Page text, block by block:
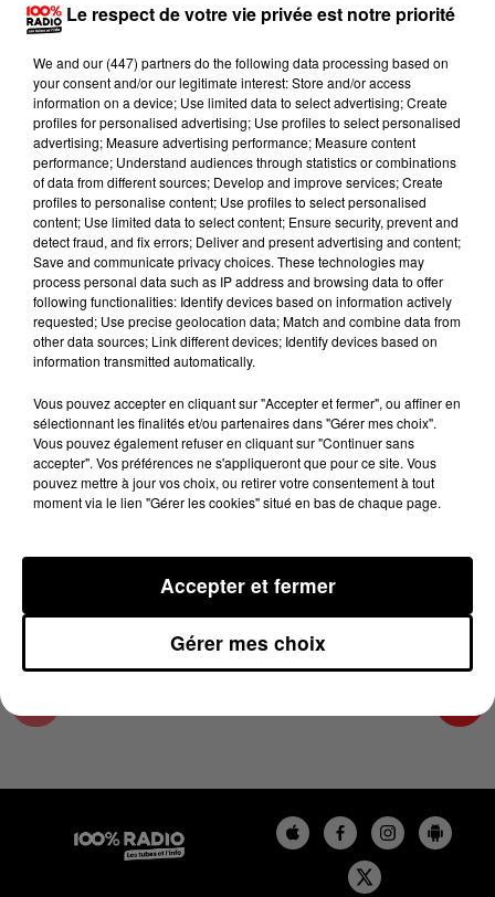
Lecture (1 min 15 sec)
100%
100% Radio l'agenda de l'Ariege
27 mars 2025 - 1 min 15 sec
L'AGENDA DE L'ARIEGE DU 27/03/2025 À
06H47
L'agenda de l'Ariege
Le respect de votre vie privée est notre priorité
We and our (447) partnersdo the following data processing based on
your consent and/or our legitimate interest: Store and/or access
information on a device; Use limited data to select advertising; Create
profiles for personalised advertising; Use profiles to select personalised
advertising; Measure advertising performance; Measure content
performance; Understand audiences through statistics or combinations
of data from different sources; Develop and improve services; Create
profiles to personalise content; Use profiles to select personalised
content; Use limited data to select content; Ensure security, prevent and
detect fraud, and fix errors; Deliver and present advertising and content;
Save and communicate privacy choices. These technologies may
process personal data such as IP address and browsing data to offer
following functionalities: Identify devices based on information actively
requested; Use precise geolocation data; Match and combine data from
other data sources; Link different devices; Identify devices based on
information transmitted automatically.
Vous pouvez accepter en cliquant sur "Accepter et fermer", ou affiner en
sélectionnant les finalités et/ou partenaires dans "Gérer mes choix".
Vous pouvez également refuser en cliquant sur "Continuer sans
accepter". Vos préférences ne s'appliqueront que pour ce site. Vous
pouvez mettre à jour vos choix, ou retirer votre consentement à tout
moment via le lien "Gérer les cookies" situé en bas de chaque page.
Gérer mes choix
Accepter et fermer